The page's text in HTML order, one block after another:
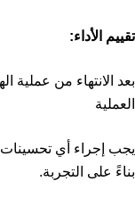
تقييم الأداء:
بعد الانتهاء من عملية
العملية
يجب إجراء أي تحسينات
بناءً على التجربة.